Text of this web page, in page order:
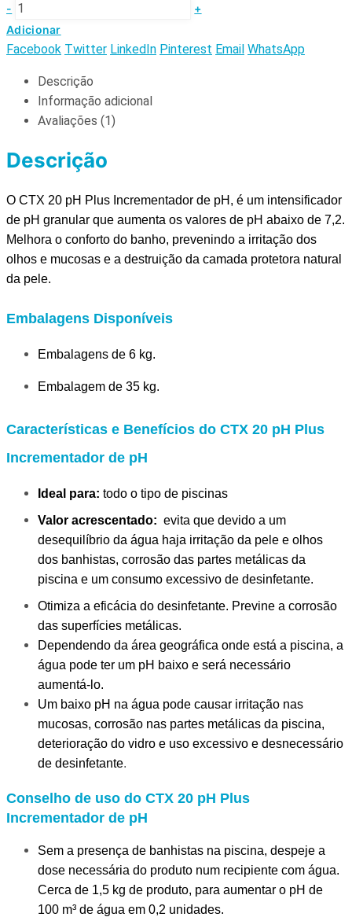
-
+
Adicionar
Facebook Twitter LinkedIn Pinterest Email WhatsApp
Descrição
Informação adicional
Avaliações (1)
Descrição
O CTX 20 pH Plus Incrementador de pH, é um intensificador
de pH granular que aumenta os valores de pH abaixo de 7,2.
Melhora o conforto do banho, prevenindo a irritação dos
olhos e mucosas e a destruição da camada protetora natural
da pele.
Embalagens Disponíveis
Embalagens de 6 kg.
Embalagem de 35 kg.
Características e Benefícios do CTX 20 pH Plus
Incrementador de pH
Ideal para: todo o tipo de piscinas
Valor acrescentado: evita que devido a um
desequilíbrio da água haja irritação da pele e olhos
dos banhistas, corrosão das partes metálicas da
piscina e um consumo excessivo de desinfetante.
Otimiza a eficácia do desinfetante. Previne a corrosão
das superfícies metálicas.
Dependendo da área geográfica onde está a piscina, a
água pode ter um pH baixo e será necessário
aumentá-lo.
Um baixo pH na água pode causar irritação nas
mucosas, corrosão nas partes metálicas da piscina,
deterioração do vidro e uso excessivo e desnecessário
de desinfetante.
Conselho de uso do CTX 20 pH Plus
Incrementador de pH
Sem a presença de banhistas na piscina, despeje a
dose necessária do produto num recipiente com água.
Cerca de 1,5 kg de produto, para aumentar o pH de
100 m³ de água em 0,2 unidades.